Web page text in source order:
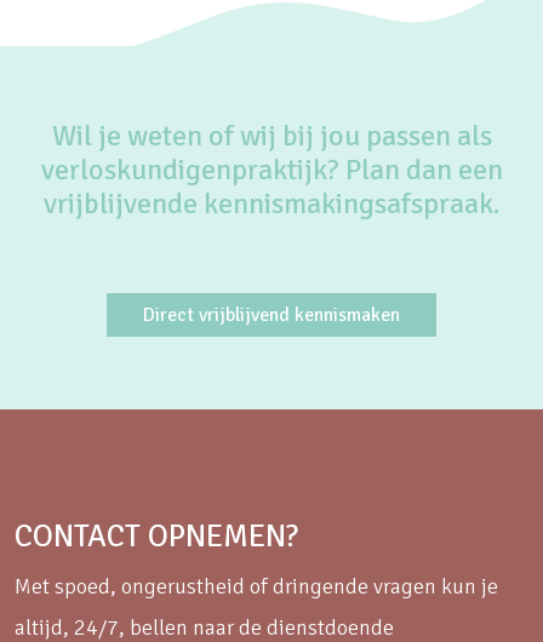
Wil je weten of wij bij jou passen als
verloskundigenpraktijk? Plan dan een
vrijblijvende kennismakingsafspraak.
Direct vrijblijvend kennismaken
CONTACT OPNEMEN?
Met spoed, ongerustheid of dringende vragen kun je
altijd, 24/7, bellen naar de dienstdoende